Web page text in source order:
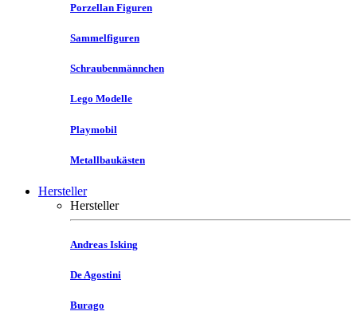
Porzellan Figuren
Sammelfiguren
Schraubenmännchen
Lego Modelle
Playmobil
Metallbaukästen
Hersteller
Hersteller
Andreas Isking
De Agostini
Burago